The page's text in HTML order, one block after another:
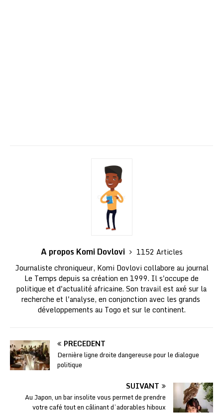
A propos Komi Dovlovi
1152 Articles
Journaliste chroniqueur, Komi Dovlovi collabore au journal
Le Temps depuis sa création en 1999. Il s'occupe de
politique et d'actualité africaine. Son travail est axé sur la
recherche et l'analyse, en conjonction avec les grands
développements au Togo et sur le continent.
PRÉCÉDENT
Dernière ligne droite dangereuse pour le dialogue
politique
SUIVANT
Au Japon, un bar insolite vous permet de prendre
votre café tout en câlinant d’adorables hiboux